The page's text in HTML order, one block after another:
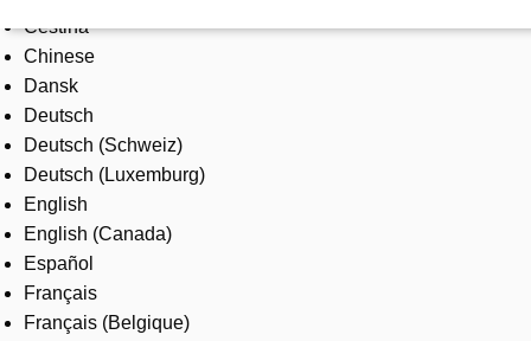
Products & Solutions
Industries
Services
About us
Where to buy
Contact us
Careers
Čeština
Chinese
Dansk
Deutsch
Deutsch (Schweiz)
Deutsch (Luxemburg)
English
English (Canada)
Español
Français
Français (Belgique)